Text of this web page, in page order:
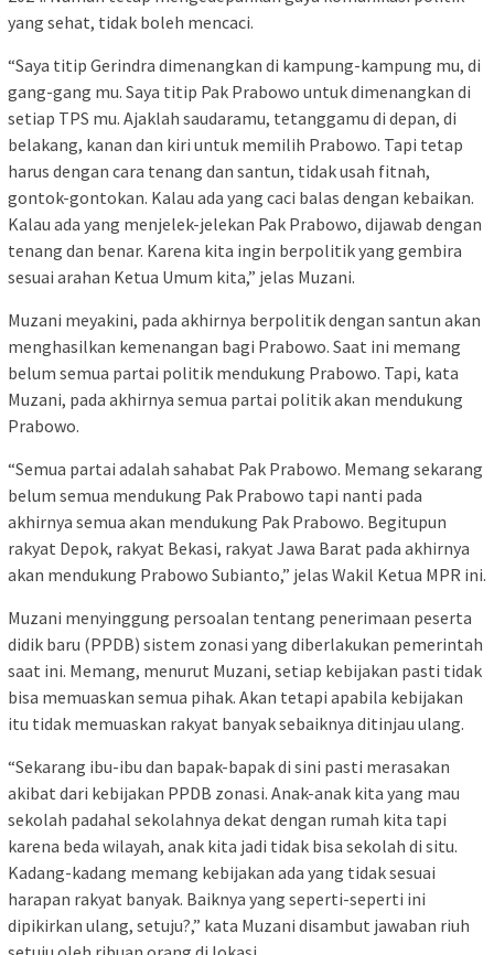
yang sehat, tidak boleh mencaci.
“Saya titip Gerindra dimenangkan di kampung-kampung mu, di
gang-gang mu. Saya titip Pak Prabowo untuk dimenangkan di
setiap TPS mu. Ajaklah saudaramu, tetanggamu di depan, di
belakang, kanan dan kiri untuk memilih Prabowo. Tapi tetap
harus dengan cara tenang dan santun, tidak usah fitnah,
gontok-gontokan. Kalau ada yang caci balas dengan kebaikan.
Kalau ada yang menjelek-jelekan Pak Prabowo, dijawab dengan
tenang dan benar. Karena kita ingin berpolitik yang gembira
sesuai arahan Ketua Umum kita,” jelas Muzani.
Muzani meyakini, pada akhirnya berpolitik dengan santun akan
menghasilkan kemenangan bagi Prabowo. Saat ini memang
belum semua partai politik mendukung Prabowo. Tapi, kata
Muzani, pada akhirnya semua partai politik akan mendukung
Prabowo.
“Semua partai adalah sahabat Pak Prabowo. Memang sekarang
belum semua mendukung Pak Prabowo tapi nanti pada
akhirnya semua akan mendukung Pak Prabowo. Begitupun
rakyat Depok, rakyat Bekasi, rakyat Jawa Barat pada akhirnya
akan mendukung Prabowo Subianto,” jelas Wakil Ketua MPR ini.
Muzani menyinggung persoalan tentang penerimaan peserta
didik baru (PPDB) sistem zonasi yang diberlakukan pemerintah
saat ini. Memang, menurut Muzani, setiap kebijakan pasti tidak
bisa memuaskan semua pihak. Akan tetapi apabila kebijakan
itu tidak memuaskan rakyat banyak sebaiknya ditinjau ulang.
“Sekarang ibu-ibu dan bapak-bapak di sini pasti merasakan
akibat dari kebijakan PPDB zonasi. Anak-anak kita yang mau
sekolah padahal sekolahnya dekat dengan rumah kita tapi
karena beda wilayah, anak kita jadi tidak bisa sekolah di situ.
Kadang-kadang memang kebijakan ada yang tidak sesuai
harapan rakyat banyak. Baiknya yang seperti-seperti ini
dipikirkan ulang, setuju?,” kata Muzani disambut jawaban riuh